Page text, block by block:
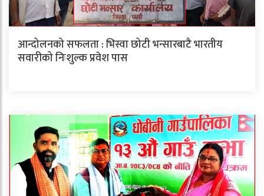
आन्दोलनको सफलता : भिस्वा छोटी भन्सारबाटै भारतीय
सवारीको निःशुल्क प्रवेश पास